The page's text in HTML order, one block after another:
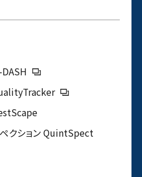
クション QuintSpect